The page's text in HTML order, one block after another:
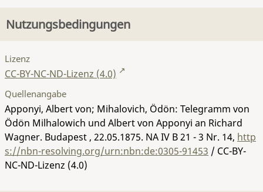
Nutzungsbedingungen
Lizenz
CC-BY-NC-ND-Lizenz (4.0)
Quellenangabe
Apponyi, Albert von; Mihalovich, Ödön: Telegramm von
Ödön Milhalowich und Albert von Apponyi an Richard
Wagner. Budapest , 22.05.1875. NA IV B 21 - 3 Nr. 14, http
s://nbn-resolving.org/urn:nbn:de:0305-91453 / CC-BY-
NC-ND-Lizenz (4.0)